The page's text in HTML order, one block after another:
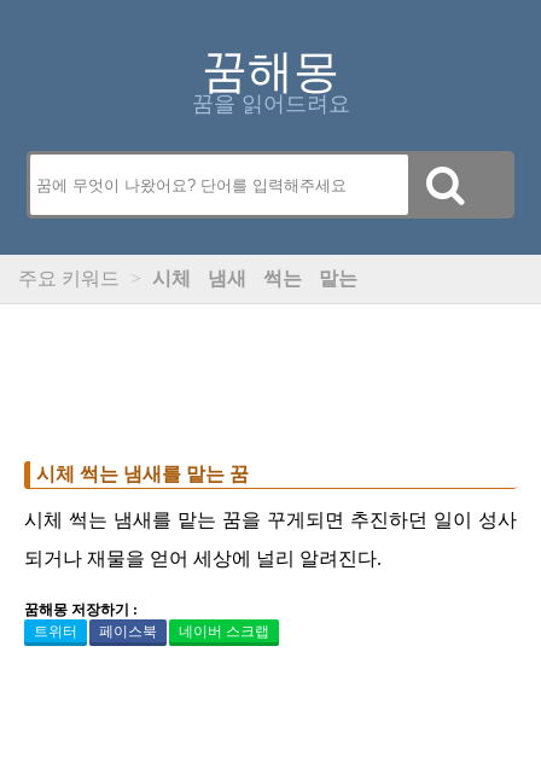
꿈해몽
꿈을 읽어드려요
주요 키워드 > 시체 냄새 썩는 맡는
시체 썩는 냄새를 맡는 꿈
시체 썩는 냄새를 맡는 꿈을 꾸게되면 추진하던 일이 성사
되거나 재물을 얻어 세상에 널리 알려진다.
꿈해몽 저장하기 :
트위터
페이스북 네이버 스크랩